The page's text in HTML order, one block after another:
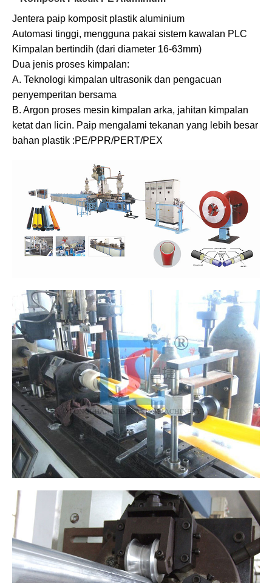
Jentera paip komposit plastik aluminium
Automasi tinggi, mengguna pakai sistem kawalan PLC
Kimpalan bertindih (dari diameter 16-63mm)
Dua jenis proses kimpalan:
A. Teknologi kimpalan ultrasonik dan pengacuan
penyemperitan bersama
B. Argon proses mesin kimpalan arka, jahitan kimpalan
ketat dan licin. Paip mengalami tekanan yang lebih besar
bahan plastik :PE/PPR/PERT/PEX